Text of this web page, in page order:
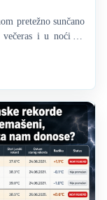
pretežno sunčano
i u noći ka